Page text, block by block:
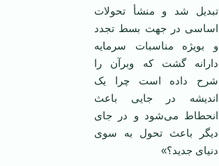
تبدیل شد و منشأ تحولات
اساسی در جهت بسط تجدد
و بویژه مناسبات سرمایه
دارانه گشت که وبرآن را
شرح داده است چرا یک
اندیشه در جایی باعث
انحطاط می‌شود و در جای
دیگر باعث تحول به سوی
دنیای جدید؟»